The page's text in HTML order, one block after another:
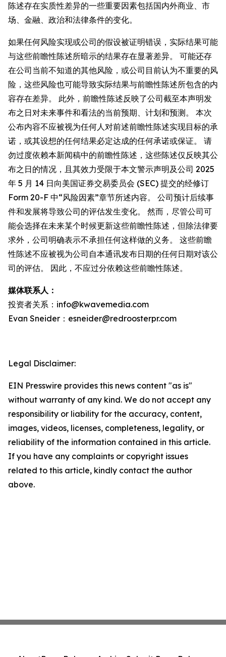
陈述存在实质性差异的一些重要因素包括国内外商业、市
场、金融、政治和法律条件的变化。
如果任何风险实现或公司的假设被证明错误，实际结果可能
与这些前瞻性陈述所暗示的结果存在显著差异。 可能还存
在公司当前不知道的其他风险，或公司目前认为不重要的风
险，这些风险也可能导致实际结果与前瞻性陈述所包含的内
容存在差异。 此外，前瞻性陈述反映了公司截至本声明发
布之日对未来事件和看法的当前预期、计划和预测。 本次
公布内容不应被视为任何人对前述前瞻性陈述实现目标的承
诺，或其设想的任何结果必定达成的任何承诺或保证。 请
勿过度依赖本新闻稿中的前瞻性陈述，这些陈述仅反映其公
布之日的情况，且其效力受限于本文警示声明及公司 2025
年 5 月 14 日向美国证券交易委员会 (SEC) 提交的经修订
Form 20-F 中“风险因素”章节所述内容。 公司预计后续事
件和发展将导致公司的评估发生变化。 然而，尽管公司可
能会选择在未来某个时候更新这些前瞻性陈述，但除法律要
求外，公司明确表示不承担任何这样做的义务。 这些前瞻
性陈述不应被视为公司自本通讯发布日期的任何日期对该公
司的评估。 因此，不应过分依赖这些前瞻性陈述。
媒体联系人：
投资者关系：info@kwavemedia.com
Evan Sneider：esneider@redroosterpr.com
Legal Disclaimer:
EIN Presswire provides this news content "as is"
without warranty of any kind. We do not accept any
responsibility or liability for the accuracy, content,
images, videos, licenses, completeness, legality, or
reliability of the information contained in this article.
If you have any complaints or copyright issues
related to this article, kindly contact the author
above.